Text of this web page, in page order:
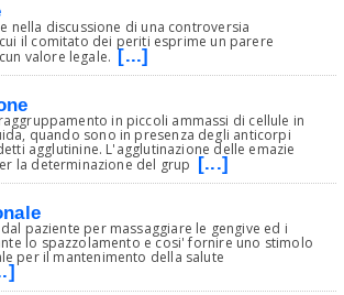
nella discussione di una controversia
il comitato dei periti esprime un parere
valore legale. [...]
in piccoli ammassi di cellule in
quando sono in presenza degli anticorpi
agglutinine. L'agglutinazione delle emazie
la determinazione del grup [...]
paziente per massaggiare le gengive ed i
lo spazzolamento e cosi' fornire uno stimolo
per il mantenimento della salute